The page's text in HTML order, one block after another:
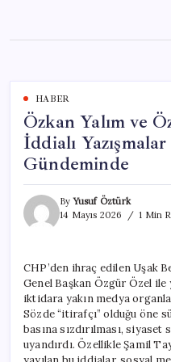
content
HABER
Özkan Yalım ve
İddialı
Gündeminde
ByYusuf Öztürk
14 Mayıs 2026
1 Min
CHP’den ihraç edilen Uşak
Genel Başkan Özgür Özel ile
iktidara yakın medya
Sözde “itirafçı” olduğu öne
basına sızdırılması, siyaset
uyandırdı. Özellikle Şamil